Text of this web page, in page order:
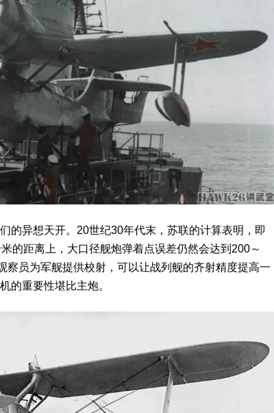
的异想天开。20世纪30年代末，苏联的计算表明，即
的距离上，大口径舰炮弹着点误差仍然会达到200～
察员为军舰提供校射，可以让战列舰的齐射精度提高一
的重要性堪比主炮。